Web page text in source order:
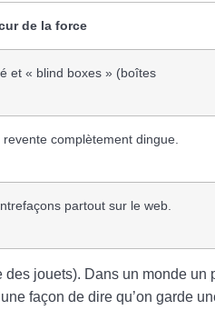
de la force
et « blind boxes » (boîtes
complètement dingue.
partout sur le web.
des jouets). Dans un monde
façon de dire qu’on garde